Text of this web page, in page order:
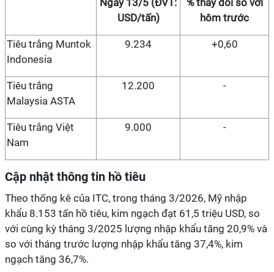
Ngày 13/5 (ĐVT:
USD/tấn)
% thay đổi so với
hôm trước
Tiêu trắng Muntok
Indonesia
9.234 +0,60
Tiêu trắng
Malaysia ASTA
12.200 -
Tiêu trắng Việt
Nam
9.000 -
Cập nhật thông tin hồ tiêu
Theo thống kê của ITC, trong tháng 3/2026, Mỹ nhập
khẩu 8.153 tấn hồ tiêu, kim ngạch đạt 61,5 triệu USD, so
với cùng kỳ tháng 3/2025 lượng nhập khẩu tăng 20,9% và
so với tháng trước lượng nhập khẩu tăng 37,4%, kim
ngạch tăng 36,7%.